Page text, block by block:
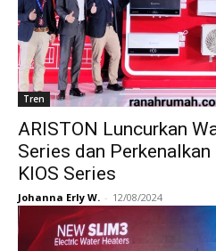
Tren
ARISTON Luncurkan
Series dan
KIOS Series
Johanna Erly W. - 12/08/2024